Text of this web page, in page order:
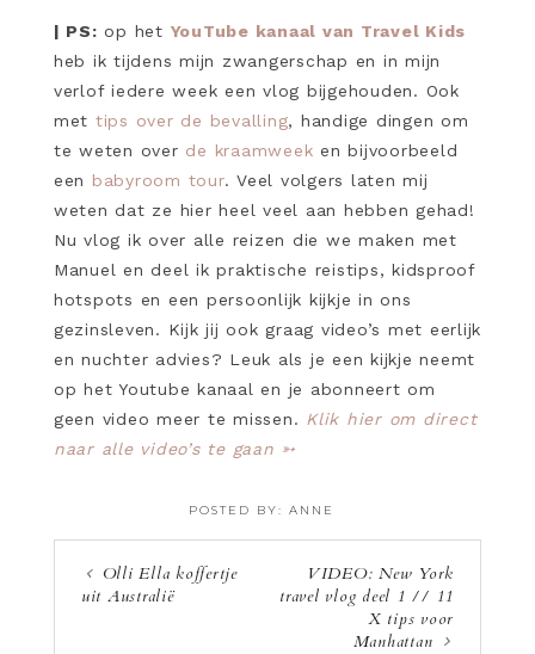
| PS: op het YouTube kanaal van Travel Kids
heb ik tijdens mijn zwangerschap en in mijn
verlof iedere week een vlog bijgehouden. Ook
met tips over de bevalling, handige dingen om
te weten over de kraamweek en bijvoorbeeld
een babyroom tour. Veel volgers laten mij
weten dat ze hier heel veel aan hebben gehad!
Nu vlog ik over alle reizen die we maken met
Manuel en deel ik praktische reistips, kidsproof
hotspots en een persoonlijk kijkje in ons
gezinsleven. Kijk jij ook graag video’s met eerlijk
en nuchter advies? Leuk als je een kijkje neemt
op het Youtube kanaal en je abonneert om
geen video meer te missen. Klik hier om direct
naar alle video’s te gaan ➳
POSTED BY:ANNE
Olli Ella koffertje
uit Australië
VIDEO: New York
travel vlog deel 1 // 11
X tips voor
Manhattan